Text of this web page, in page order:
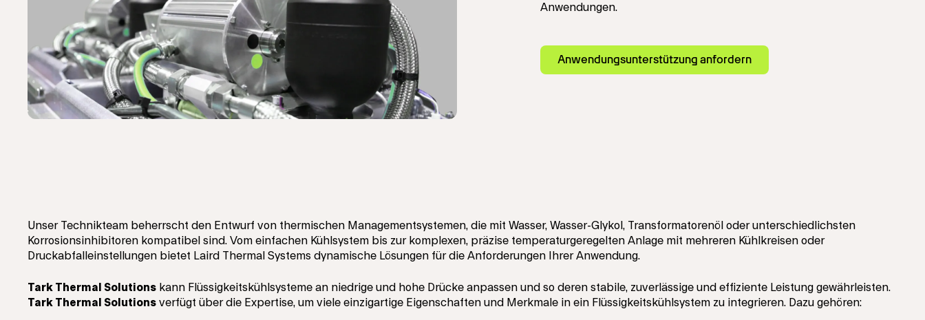
Anwendungen.
Anwendungsunterstützung anfordern
Unser Technikteam beherrscht den Entwurf von thermischen Managementsystemen, die mit Wasser, Wasser-Glykol, Transformatorenöl oder unterschiedlichsten
Korrosionsinhibitoren kompatibel sind. Vom einfachen Kühlsystem bis zur komplexen, präzise temperaturgeregelten Anlage mit mehreren Kühlkreisen oder
Druckabfalleinstellungen bietet Laird Thermal Systems dynamische Lösungen für die Anforderungen Ihrer Anwendung.
Tark Thermal Solutions kann Flüssigkeitskühlsysteme an niedrige und hohe Drücke anpassen und so deren stabile, zuverlässige und effiziente Leistung gewährleisten.
Tark Thermal Solutions verfügt über die Expertise, um viele einzigartige Eigenschaften und Merkmale in ein Flüssigkeitskühlsystem zu integrieren. Dazu gehören: